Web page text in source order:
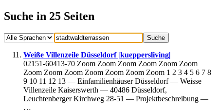
Suche in 25 Seiten
Weiße Villenzeile Düsseldorf |kueppersliving|
02151-60413-70 Zoom Zoom Zoom Zoom Zoom Zoom
Zoom Zoom Zoom Zoom Zoom Zoom Zoom 1 2 3 4 5 6 7 8
9 10 11 12 13 — Einfamilienhäuser Düsseldorf — Weisse
Villenzeile Kaiserswerth — 40486 Düsseldorf,
Leuchtenberger Kirchweg 28-51 — Projektbeschreibung —
…